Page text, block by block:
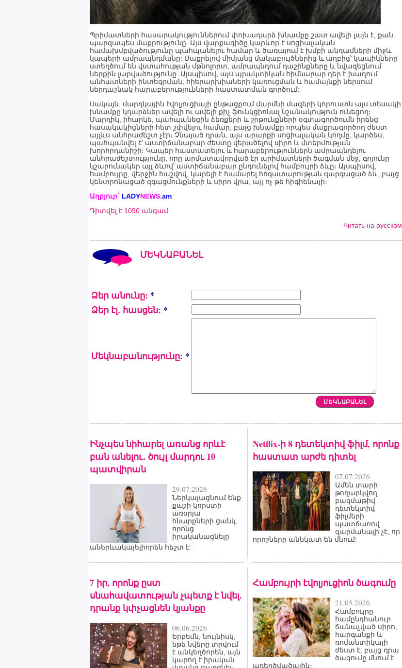
Պրիմատների հասարակություններում փոխադարձ խնամքը շատ ավելի լայն է, քան
պարզապես մաքրությունը: Այս վարքագիծը կարևոր է սոցիալական
համախմբվածությունը պահպանելու համար և ծառայում է խմբի անդամների միջև
կապերի ամրապնդմանը: Մաքրելով միմյանց մակաբույծներից և աղբից՝ կապիկները
ստեղծում են վստահության մթնոլորտ, ամրապնդում դաշինքները և նվազեցնում
ներքին լարվածությունը: Այսպիսով, այս պրակտիկան հիմնարար դեր է խաղում
անհատների ինտեգրման, հիերարխիաների կառուցման և համայնքի ներսում
ներդաշնակ հարաբերությունների հաստատման գործում:
Սակայն, մարդկային էվոլյուցիայի ընթացքում մարմնի մազերի կորուստն այս տեսակի
խնամքը կդարձներ ավելի ու ավելի քիչ ֆունկցիոնալ նշանակություն ունեցող։
Մարդիկ, իհարկե, պահպանեցին ձեռքերի և շրթունքների օգտագործումն իրենց
հասակակիցների հետ շփվելու համար, բայց խնամքը որպես մաքրագործող ժեստ
այլևս անհրաժեշտ չէր։ Չնայած դրան, այս արարքի սոցիալական կողմը, կարծես,
պահպանվել է՝ աստիճանաբար ժեստը վերածելով սիրո և մտերմության
խորհրդանիշի։ Կապեր հաստատելու և հարաբերություններն ամրապնդելու
անհրաժեշտությունը, որը արմատավորված էր պրիմատների ծագման մեջ, գոյունը
կշարունակեր այլ ձևով՝ աստիճանաբար ընդունելով համբույրի ձևը։ Այսպիսով,
համբույրը, վերջին հաշվով, կարելի է համարել հոգատարության զարգացած ձև, բայց
կենտրոնացած զգացմունքների և սիրո վրա, այլ ոչ թե հիգիենայի։
Աղբյուր` LADYNEWS.am
Դիտվել է 1090 անգամ
Читать на русском
ՄԵԿՆԱԲԱՆԵԼ
Ձեր անունը: *
Ձեր էլ. հասցեն: *
Մեկնաբանությունը: *
Ինչպես նիհարել առանց որևէ
բան անելու․ ծույլ մարդու 10
պատվիրան
29.07.2026
Ներկայացնում ենք
քաշի կորստի
առօրյա
հնարքների ցանկ,
որոնց
իրականացնելը
աներևակայելիորեն հեշտ է:
Netflix-ի 8 դետեկտիվ ֆիլմ, որոնք
հաստատ արժե դիտել
07.07.2026
Ամեն տարի
թողարկվող
բազմաթիվ
դետեկտիվ
ֆիլմերի
պատճառով
զարմանալի չէ, որ
որոշները աննկատ են մնում:
7 իր, որոնք ըստ
սնահավատության չպետք է նվել.
դրանք կփչացնեն կյանքը
06.06.2026
Երբեմն, նույնիսկ,
եթե նվերը տրվում
է անկեղծորեն, այն
կարող է իրական
Համբույրի էվոլյուցիոն ծագումը
21.05.2026
Համբույրը
համընդհանուր
ճանաչված սիրո,
հարգանքի և
ռոմանտիկայի
ժեստ է, բայց դրա
ծագումը մնում է
առեղծվածային։